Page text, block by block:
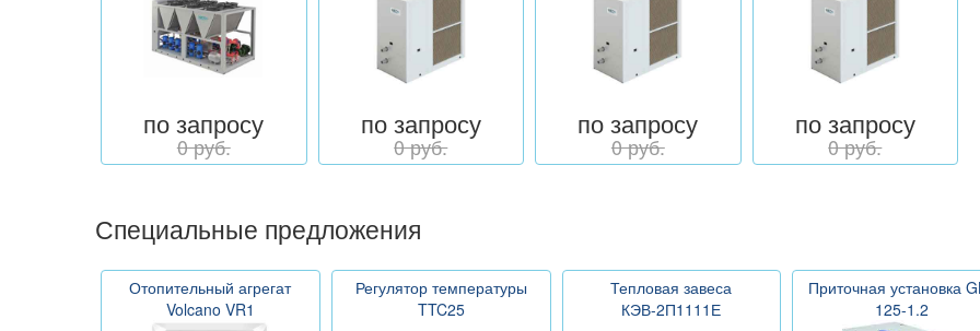
по запросу
0 руб.
по запросу
0 руб.
по запросу
0 руб.
по запросу
0 руб.
Специальные предложения
Отопительный агрегат
Volcano VR1
Регулятор температуры
TTC25
Тепловая завеса
КЭВ-2П1111Е
Приточная установка
125-1.2